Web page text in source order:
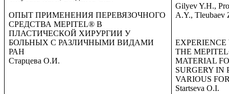
ОПЫТ ПРИМЕНЕНИЯ ПЕРЕВЯЗОЧНОГО
СРЕДСТВА MEPITEL® В
ПЛАСТИЧЕСКОЙ ХИРУРГИИ У
БОЛЬНЫХ С РАЗЛИЧНЫМИ ВИДАМИ
РАН
Старцева О.И.
Gilyev Y.H.,
A.Y., Tleubaev
THE
MATERIAL
SURGERY IN
VARIOUS
Startseva O.I.